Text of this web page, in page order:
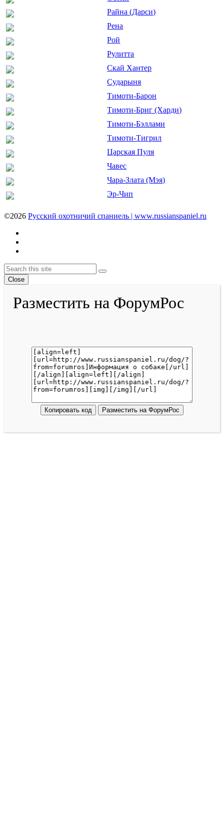
Райна (Дарси)
Рена
Рой
Рулитта
Скай Хантер
Сударыня
Тимоти-Барон
Тимоти-Бриг (Харди)
Тимоти-Бэллами
Тимоти-Тигрил
Царская Пуля
Чавес
Чара-Злата (Мэя)
Эр-Чип
©2026 Русский охотничий спаниель | www.russianspaniel.ru
Back
To
Top
Search
Search
Close
Разместить на ФорумРос